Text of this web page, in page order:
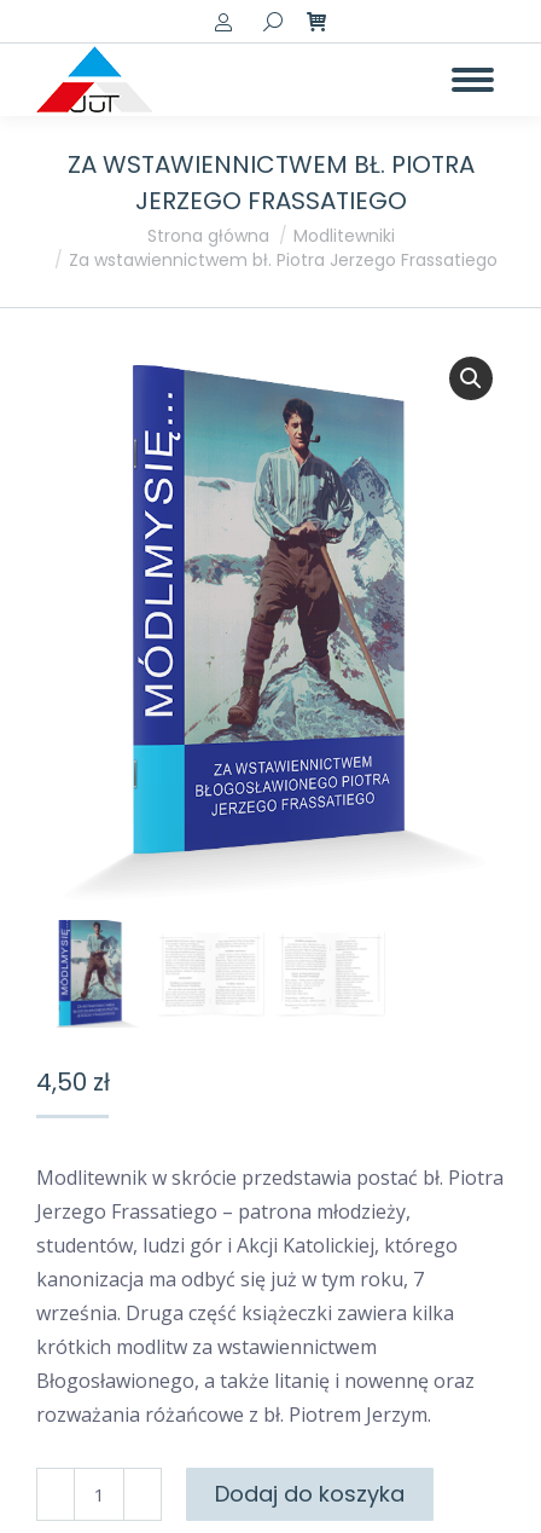
Szukaj:
ZA WSTAWIENNICTWEM BŁ. PIOTRA
JERZEGO FRASSATIEGO
Strona główna
Modlitewniki
Za wstawiennictwem bł. Piotra Jerzego Frassatiego
4,50 zł
Modlitewnik w skrócie przedstawia postać bł. Piotra
Jerzego Frassatiego – patrona młodzieży,
studentów, ludzi gór i Akcji Katolickiej, którego
kanonizacja ma odbyć się już w tym roku, 7
września. Druga część książeczki zawiera kilka
krótkich modlitw za wstawiennictwem
Błogosławionego, a także litanię i nowennę oraz
rozważania różańcowe z bł. Piotrem Jerzym.
Za
Dodaj do koszyka